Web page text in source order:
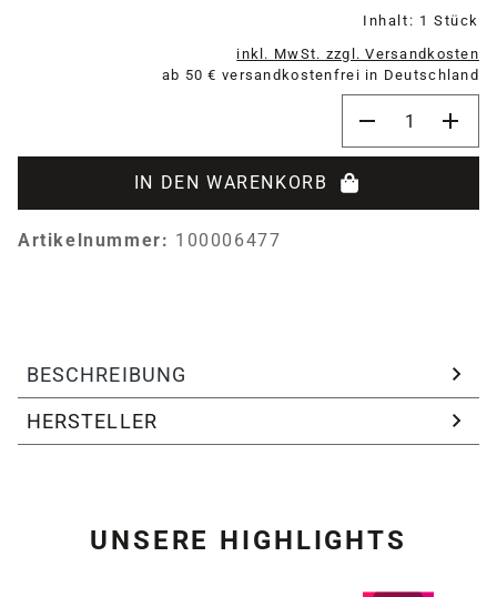
Inhalt: 1 Stück
inkl. MwSt. zzgl. Versandkosten
ab 50 € versandkostenfrei in Deutschland
IN DEN WARENKORB
Artikelnummer: 100006477
BESCHREIBUNG
HERSTELLER
UNSERE HIGHLIGHTS